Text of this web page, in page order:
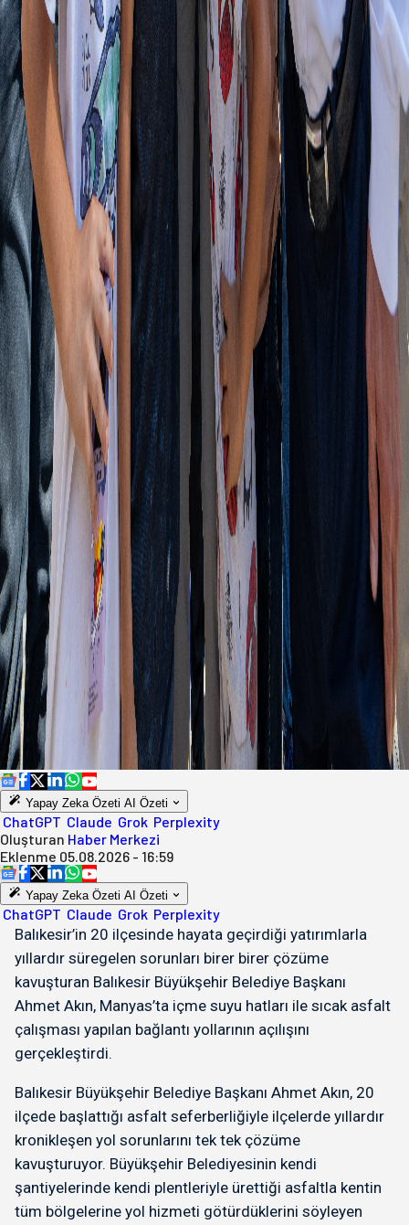
Yapay Zeka Özeti AI Özeti
ChatGPT Claude Grok Perplexity
Oluşturan Haber Merkezi
Eklenme 05.08.2026 - 16:59
Yapay Zeka Özeti AI Özeti
ChatGPT Claude Grok Perplexity
Balıkesir’in 20 ilçesinde hayata geçirdiği yatırımlarla
yıllardır süregelen sorunları birer birer çözüme
kavuşturan Balıkesir Büyükşehir Belediye Başkanı
Ahmet Akın, Manyas’ta içme suyu hatları ile sıcak asfalt
çalışması yapılan bağlantı yollarının açılışını
gerçekleştirdi.
Balıkesir Büyükşehir Belediye Başkanı Ahmet Akın, 20
ilçede başlattığı asfalt seferberliğiyle ilçelerde yıllardır
kronikleşen yol sorunlarını tek tek çözüme
kavuşturuyor. Büyükşehir Belediyesinin kendi
şantiyelerinde kendi plentleriyle ürettiği asfaltla kentin
tüm bölgelerine yol hizmeti götürdüklerini söyleyen